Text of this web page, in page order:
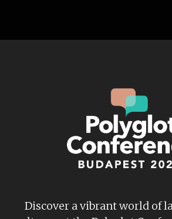
Discover a vibrant world of